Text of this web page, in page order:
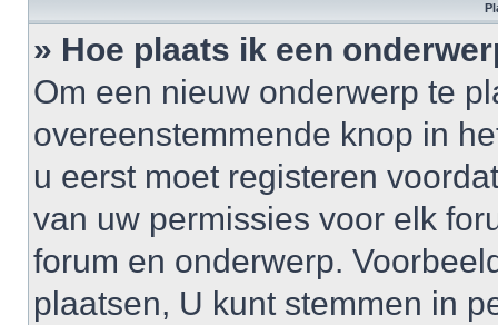
» Hoe plaats ik een
Om een nieuw onderwerp te
overeenstemmende knop in
u eerst moet registeren
van uw permissies voor elk
forum en onderwerp.
plaatsen, U kunt stemmen in